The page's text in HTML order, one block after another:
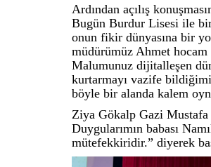
Ardından açılış
Bugün Burdur Lisesi ile
onun fikir dünyasına bir
müdürümüz Ahmet
Malumunuz dijitalleşen
kurtarmayı vazife
böyle bir alanda kalem
Ziya Gökalp Gazi Mustafa
Duygularımın babası
mütefekkiridir.” diyerek